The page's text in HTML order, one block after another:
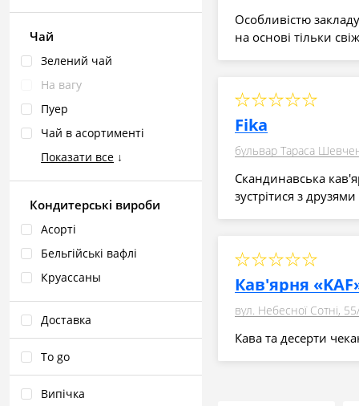
Чай
Зелений чай
На вагу
Пуер
Чай в асортименті
Показати все ↓
Кондитерські вироби
Асорті
Бельгійські вафлі
Круассаны
Доставка
To go
Випічка
Особливістю
на основі тільки
Fika
бульвар Тараса
Скандинавська
зустрітися з
Кав'ярня
вул. Небесної Сотні,
Кава та десерти